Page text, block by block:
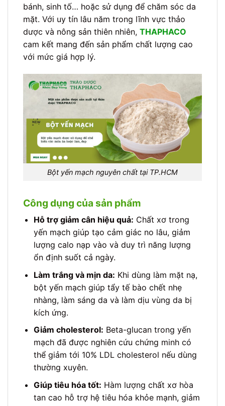
bánh, sinh tố… hoặc sử dụng để chăm sóc da
mặt. Với uy tín lâu năm trong lĩnh vực thảo
dược và nông sản thiên nhiên, THAPHACO
cam kết mang đến sản phẩm chất lượng cao
với mức giá hợp lý.
Bột yến mạch nguyên chất tại TP.HCM
Công dụng của sản phẩm
Hỗ trợ giảm cân hiệu quả: Chất xơ trong
yến mạch giúp tạo cảm giác no lâu, giảm
lượng calo nạp vào và duy trì năng lượng
ổn định suốt cả ngày.
Làm trắng và mịn da: Khi dùng làm mặt nạ,
bột yến mạch giúp tẩy tế bào chết nhẹ
nhàng, làm sáng da và làm dịu vùng da bị
kích ứng.
Giảm cholesterol: Beta-glucan trong yến
mạch đã được nghiên cứu chứng minh có
thể giảm tới 10% LDL cholesterol nếu dùng
thường xuyên.
Giúp tiêu hóa tốt: Hàm lượng chất xơ hòa
tan cao hỗ trợ hệ tiêu hóa khỏe mạnh, giảm